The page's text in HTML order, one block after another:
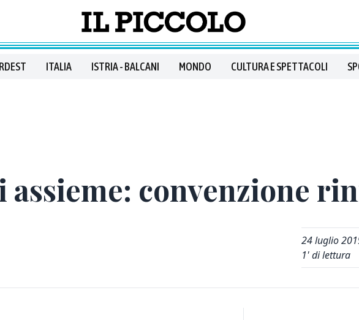
ITALIA ISTRIA - BALCANI MONDO CULTURA E SPETTACOLI
convenzione
24 luglio
1' di lettura